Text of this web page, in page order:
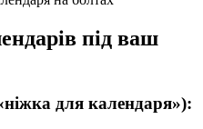
під ваш
для календаря»):